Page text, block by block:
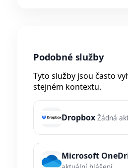
Podobné služby
Tyto služby jsou často
stejném kontextu.
Dropbox Žádná
Microsoft